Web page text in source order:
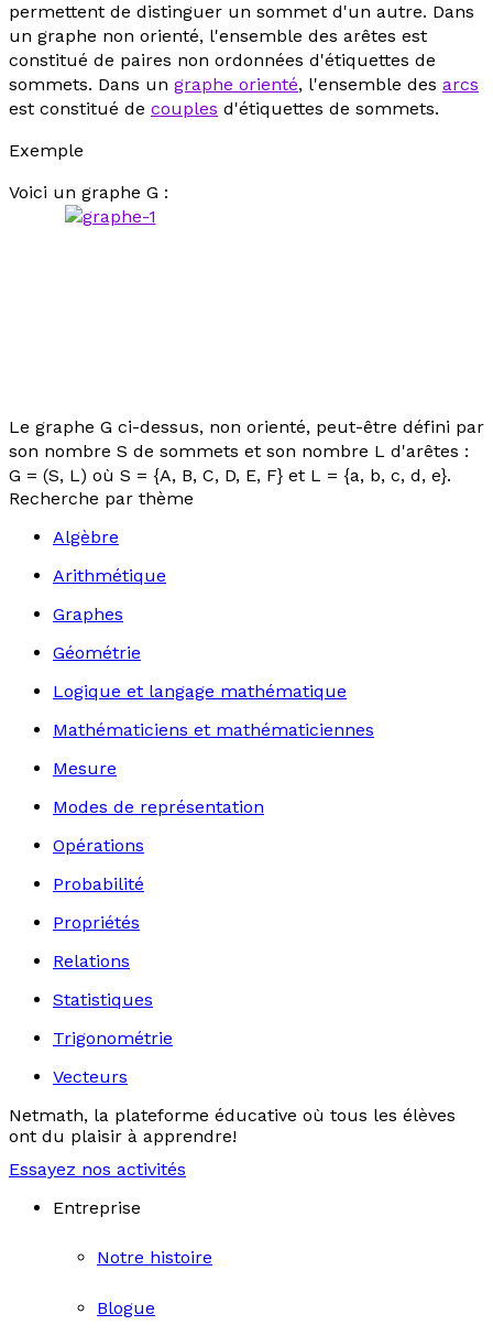
permettent de distinguer un sommet d'un autre. Dans
un graphe non orienté, l'ensemble des arêtes est
constitué de paires non ordonnées d'étiquettes de
sommets. Dans un graphe orienté, l'ensemble des arcs
est constitué de couples d'étiquettes de sommets.
Exemple
Voici un graphe G :
Le graphe G ci-dessus, non orienté, peut-être défini par
son nombre S de sommets et son nombre L d'arêtes :
G = (S, L) où S = {A, B, C, D, E, F} et L = {a, b, c, d, e}.
Recherche par thème
Algèbre
Arithmétique
Graphes
Géométrie
Logique et langage mathématique
Mathématiciens et mathématiciennes
Mesure
Modes de représentation
Opérations
Probabilité
Propriétés
Relations
Statistiques
Trigonométrie
Vecteurs
Netmath, la plateforme éducative où tous les élèves
ont du plaisir à apprendre!
Essayez nos activités
Entreprise
Notre histoire
Blogue